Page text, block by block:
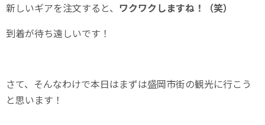
新しいギアを注文すると、 ワクワクしますね！（笑）
到着が待ち遠しいです！
さて、そんなわけで本日はまずは盛岡市街の観光に行こう
と思います！